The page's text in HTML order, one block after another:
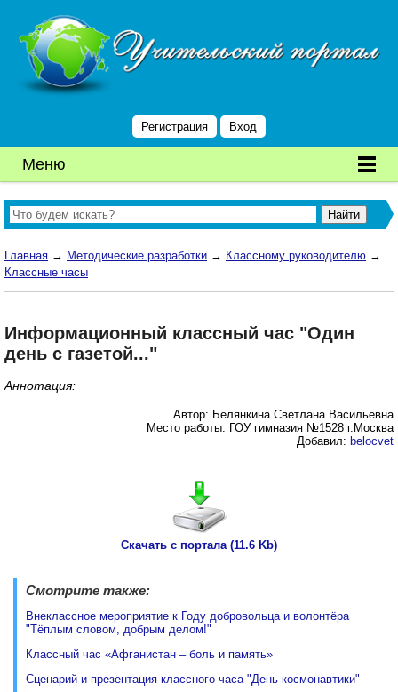
Регистрация Вход
Меню
Главная → Методические разработки → Классному руководителю →
Классные часы
Информационный классный час "Один
день с газетой..."
Аннотация:
Автор: Белянкина Светлана Васильевна
Место работы: ГОУ гимназия №1528 г.Москва
Добавил: belocvet
Скачать с портала (11.6 Kb)
Смотрите также:
Внеклассное мероприятие к Году добровольца и волонтёра
"Тёплым словом, добрым делом!"
Классный час «Афганистан – боль и память»
Сценарий и презентация классного часа "День космонавтики"